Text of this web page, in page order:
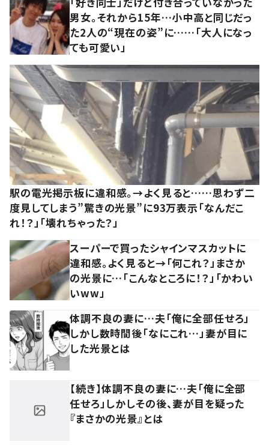
男女。それから15年…小中高と同じだっ
た2人の“現在の姿”に……「大人になっ
ても可愛い」
駅の電光掲示板に違和感。→よく見ると……思わず二
度見してしまう”驚きの光景”に93万表示「なんだこ
れ！？」「壊れちゃった？」
スーパーで買ったシャインマスカットに
違和感。よく見ると→「何これ？」まさか
の光景に…「こんなところに！？」「かわい
いww」
体調不良の妻に…夫「俺に全部任せろ」
しかし数時間後「なにこれ…」妻が目に
した光景とは
【続き】体調不良の妻に…夫「俺に全部
任せろ」しかしその後、妻が目を疑った
『まさかの光景』とは